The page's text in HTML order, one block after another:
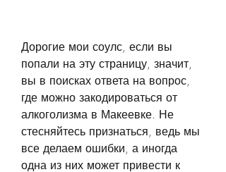
Дорогие мои соулс, если вы
попали на эту страницу, значит,
вы в поисках ответа на вопрос,
где можно закодироваться от
алкоголизма в Макеевке. Не
стесняйтесь признаться, ведь мы
все делаем ошибки, а иногда
одна из них может привести к